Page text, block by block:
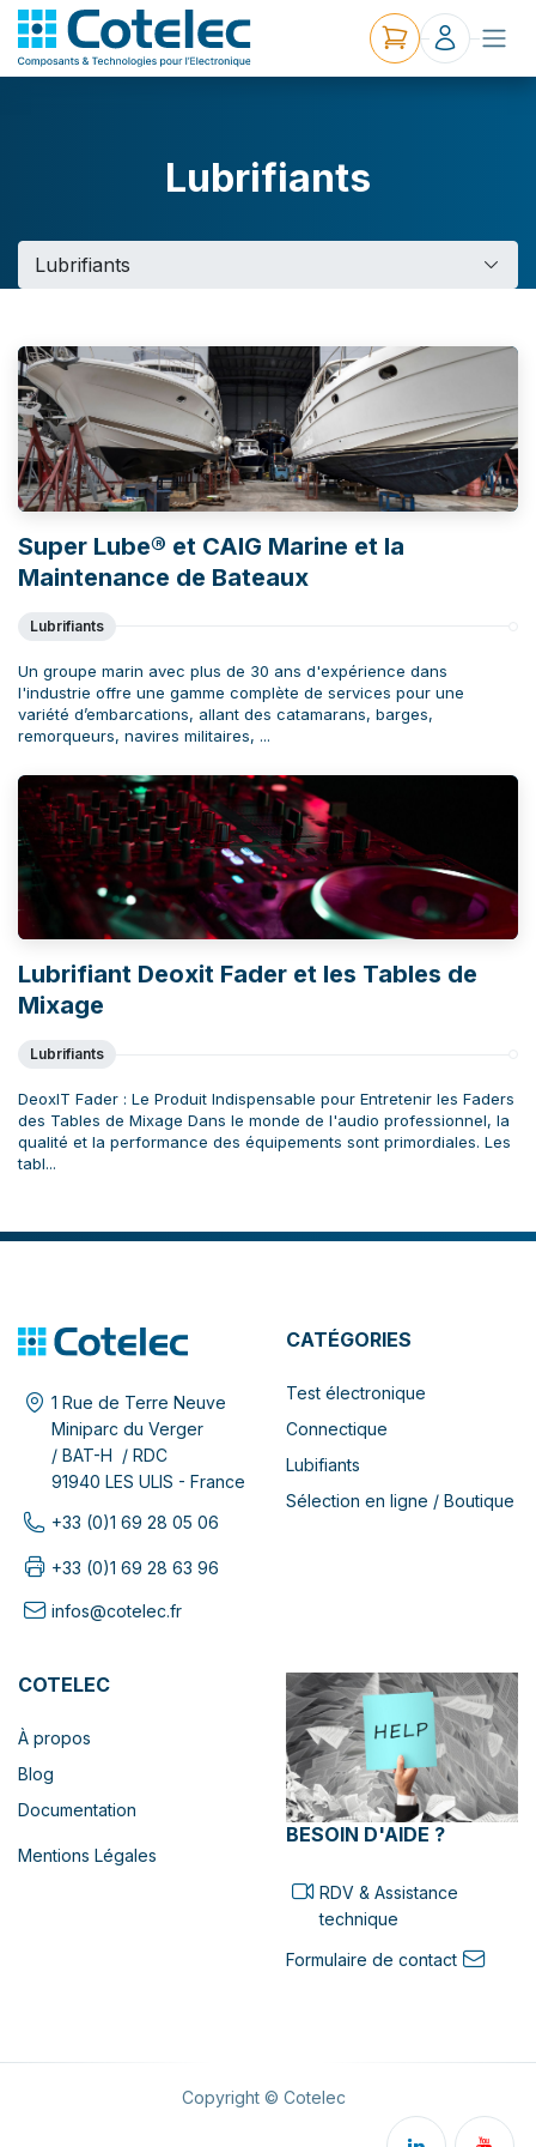
Lubrifiants
Lubrifiants
Super Lube® et CAIG Marine et la
Maintenance de Bateaux
Lubrifiants
Un groupe marin avec plus de 30 ans d'expérience dans
l'industrie offre une gamme complète de services pour une
variété d’embarcations, allant des catamarans, barges,
remorqueurs, navires militaires, ...
Lubrifiant Deoxit Fader et les Tables de
Mixage
Lubrifiants
DeoxIT Fader : Le Produit Indispensable pour Entretenir les Faders
des Tables de Mixage Dans le monde de l'audio professionnel, la
qualité et la performance des équipements sont primordiales. Les
tabl...
1 Rue de Terre Neuve
Miniparc du Verger
/ BAT-H / RDC
91940 LES ULIS - France
+33 (0)1 69 28 05 06
+33 (0)1 69 28 63 96
infos@cotelec.fr
CATÉGORIES
Test électronique
Connectique
Lubifiants
Sélection en ligne / Boutique
COTELEC
À propos
Blog
Documentation
Mentions Légales
BESOIN D'AIDE ?
RDV & Assistance
technique
Formulaire de contact
Copyright © Cotelec